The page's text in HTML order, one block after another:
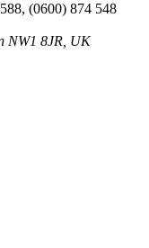
(0600) 874 548
NW1 8JR, UK